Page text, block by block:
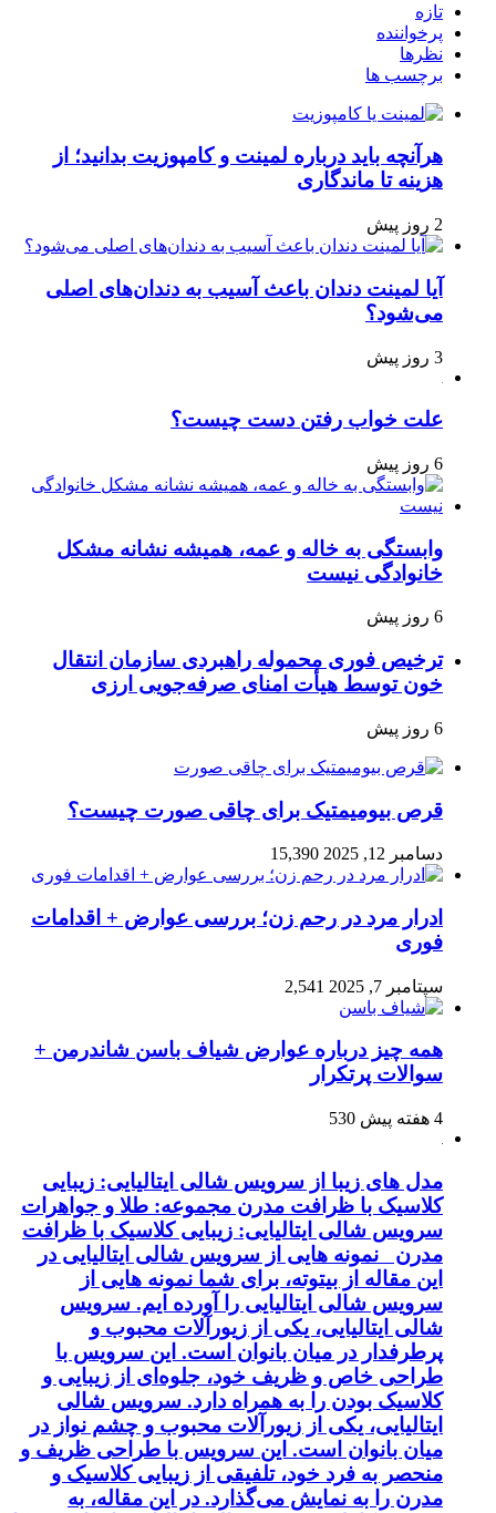
تازه
پرخواننده
نظرها
برچسب ها
هرآنچه باید درباره لمینت و کامپوزیت بدانید؛ از
هزینه تا ماندگاری
2 روز پیش
آیا لمینت دندان باعث آسیب به دندان‌های اصلی
می‌شود؟
3 روز پیش
علت خواب رفتن دست چیست؟
6 روز پیش
وابستگی به خاله و عمه، همیشه نشانه مشکل
خانوادگی نیست
6 روز پیش
ترخیص فوری محموله راهبردی سازمان انتقال
خون توسط هیأت امنای صرفه‌جویی ارزی
6 روز پیش
قرص بیومیمتیک برای چاقی صورت چیست؟
دسامبر 12, 2025 15,390
ادرار مرد در رحم زن؛ بررسی عوارض + اقدامات
فوری
سپتامبر 7, 2025 2,541
همه چیز درباره عوارض شیاف باسن شاندرمن +
سوالات پرتکرار
4 هفته پیش 530
مدل های زیبا از سرویس شالی ایتالیایی: زیبایی
کلاسیک با ظرافت مدرن مجموعه: طلا و جواهرات
سرویس شالی ایتالیایی: زیبایی کلاسیک با ظرافت
مدرن نمونه هایی از سرویس شالی ایتالیایی در
این مقاله از بیتوته، برای شما نمونه هایی از
سرویس شالی ایتالیایی را آورده ایم. سرویس
شالی ایتالیایی، یکی از زیورآلات محبوب و
پرطرفدار در میان بانوان است. این سرویس با
طراحی خاص و ظریف خود، جلوه‌ای از زیبایی و
کلاسیک بودن را به همراه دارد. سرویس شالی
ایتالیایی، یکی از زیورآلات محبوب و چشم نواز در
میان بانوان است. این سرویس با طراحی ظریف و
منحصر به فرد خود، تلفیقی از زیبایی کلاسیک و
مدرن را به نمایش می‌گذارد. در این مقاله، به